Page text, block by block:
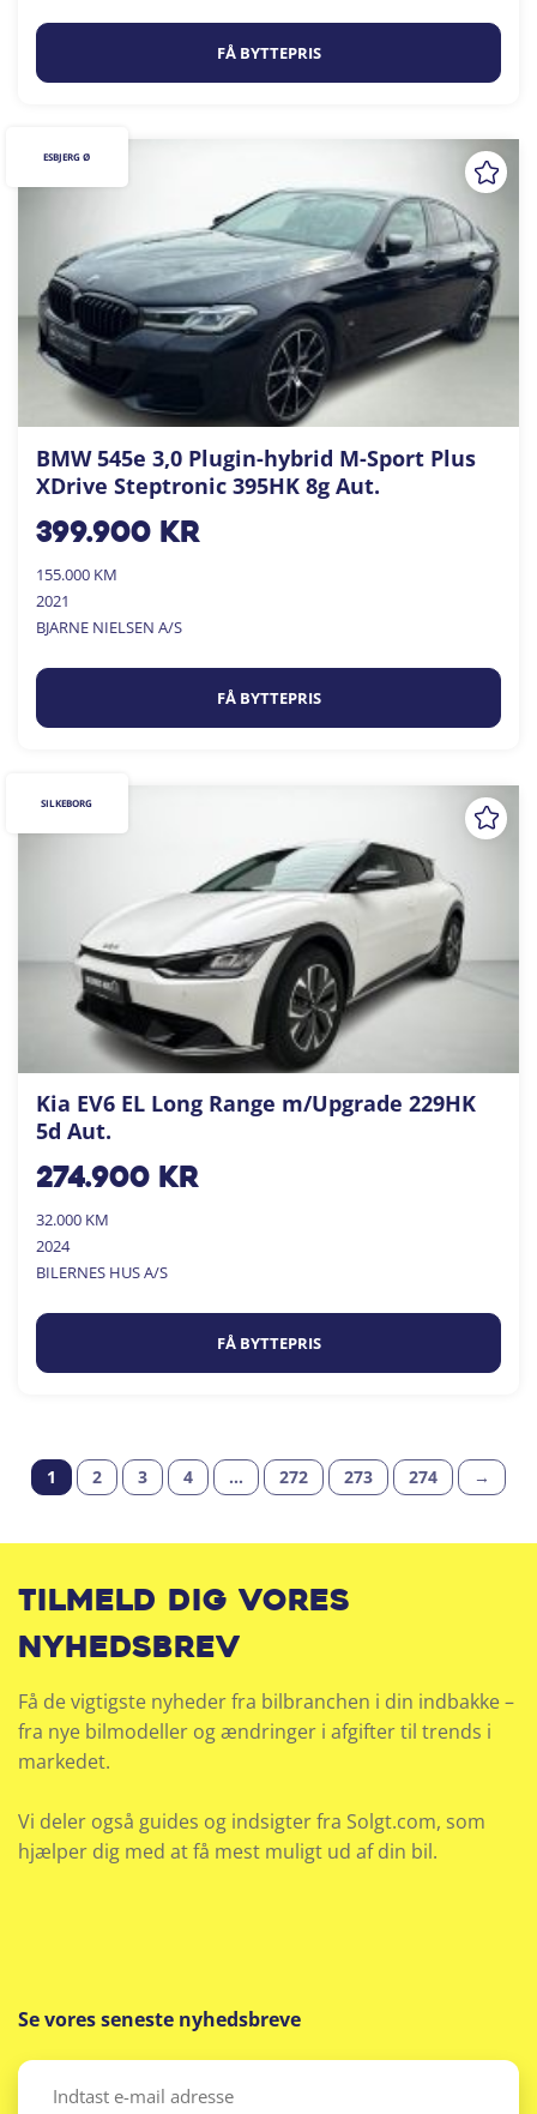
FÅ BYTTEPRIS
BMW 545e 3,0 Plugin-hybrid M-Sport Plus
XDrive Steptronic 395HK 8g Aut.
399.900kr
155.000 KM
2021
BJARNE NIELSEN A/S
FÅ BYTTEPRIS
ESBJERG Ø
Kia EV6 EL Long Range m/Upgrade 229HK
5d Aut.
274.900kr
32.000 KM
2024
BILERNES HUS A/S
FÅ BYTTEPRIS
SILKEBORG
1 2 3 4 … 272 273 274 →
Tilmeld dig vores
nyhedsbrev
Få de vigtigste nyheder fra bilbranchen i din indbakke –
fra nye bilmodeller og ændringer i afgifter til trends i
markedet.
Vi deler også guides og indsigter fra Solgt.com, som
hjælper dig med at få mest muligt ud af din bil.
Se vores seneste nyhedsbreve
Email